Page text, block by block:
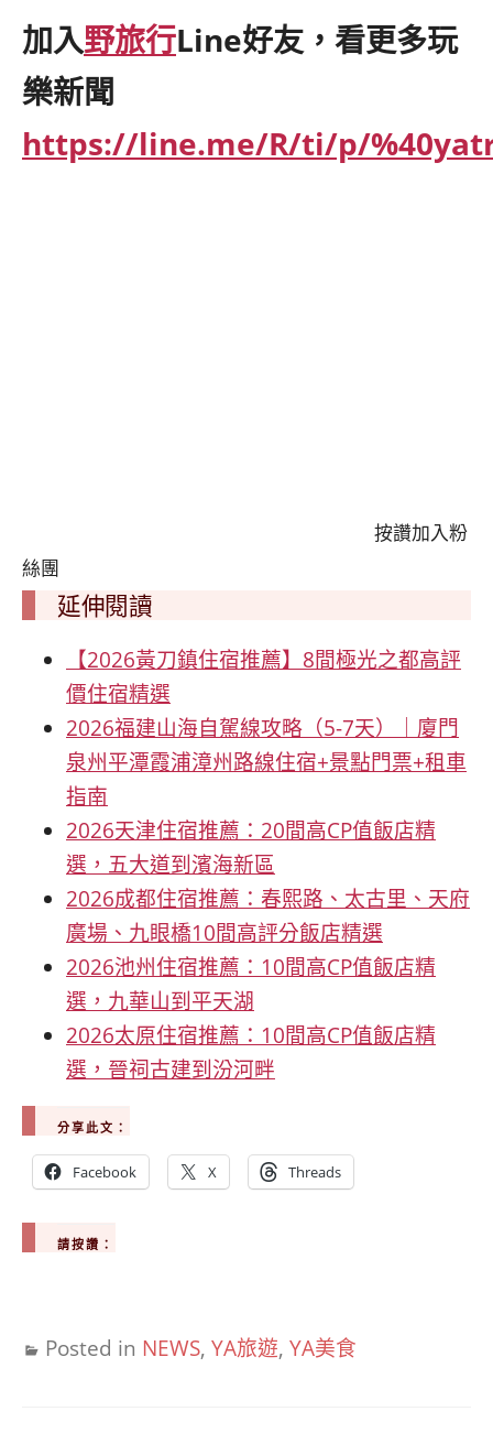
加入野旅行Line好友，看更多玩
樂新聞
https://line.me/R/ti/p/
按讚加入粉
絲團
延伸閱讀
【2026黃刀鎮住宿推薦】8間極光之都高評
價住宿精選
2026福建山海自駕線攻略（5-7天）｜廈門
泉州平潭霞浦漳州路線住宿+景點門票+租車
指南
2026天津住宿推薦：20間高CP值飯店精
選，五大道到濱海新區
2026成都住宿推薦：春熙路、太古里、天府
廣場、九眼橋10間高評分飯店精選
2026池州住宿推薦：10間高CP值飯店精
選，九華山到平天湖
2026太原住宿推薦：10間高CP值飯店精
選，晉祠古建到汾河畔
分享此文：
Facebook X Threads
請按讚：
Posted in NEWS, YA旅遊, YA美食